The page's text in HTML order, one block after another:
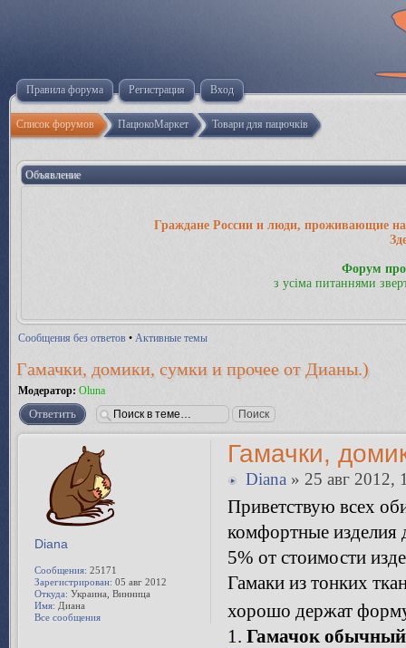
Правила форума Регистрация Вход
Список форумов ПацюкоМаркет Товари для пацючків
Объявление
Граждане России и люди, проживающие на
Форум
з усіма питаннями
Сообщения без ответов • Активные темы
Гамачки, домики, сумки и прочее от Дианы.)
Модератор: Oluna
Ответить
Гамачки,
Diana » 25 авг 2012,
Приветствую всех
комфортные изделия
5% от стоимости
Гамаки из тонких
хорошо держат
1. Гамачок
Diana
Сообщения: 25171
Зарегистрирован: 05 авг 2012
Откуда: Украина, Винница
Имя: Диана
Все сообщения